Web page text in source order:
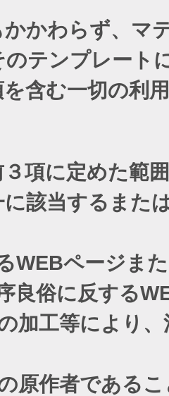
かわらず、マ
テンプレート
含む一切の利
項に定めた範
に該当するまた
WEBページま
良俗に反する
加工等により
原作者である